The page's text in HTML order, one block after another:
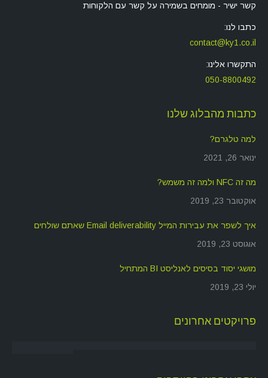
קשר ישיר - מומחים בשמירה על קשר עם הלקוחות
כתבו לנו:
contact@ky1.co.il
התקשרו אלינו:
050-8800492
כתבות מהבלוג שלנו
למה טלגרם?
ינואר 26, 2021
מה זה NFC ולמה זה משמש?
אוקטובר 23, 2019
איך לשפר את עבירות המייל Email deliverability שאתם שולחים
אוגוסט 23, 2019
מושגי יסוד בסיסים לאנליסט BI המתחיל
יולי 23, 2019
פרויקטים אחרונים